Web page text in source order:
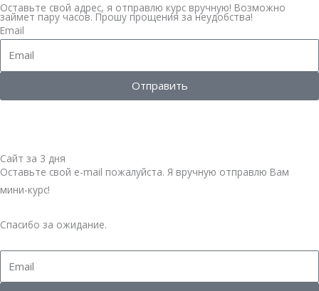
Оставьте свой адрес, я отправлю курс вручную! Возможно
займет пару часов. Прошу прощения за неудобства!
Email
Отправить
Сайт за 3 дня
Оставьте свой е-mail пожалуйста. Я вручную отправлю Вам
мини-курс!
Спасибо за ожидание.